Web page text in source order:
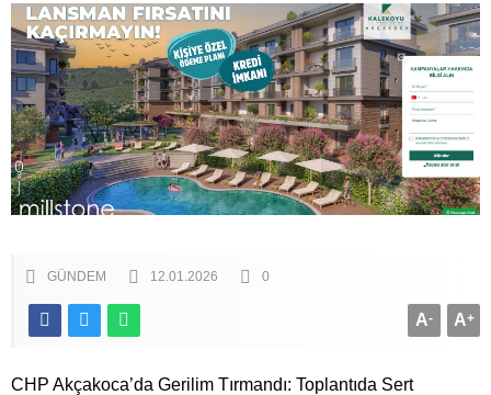
GÜNDEM 12.01.2026 0
A+
A-
CHP Akçakoca’da Gerilim Tırmandı: Toplantıda Sert